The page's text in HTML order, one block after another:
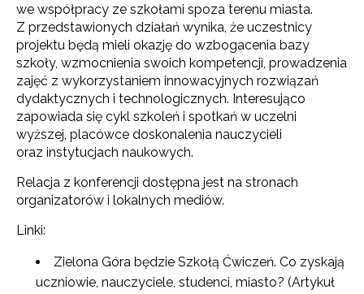
we współpracy ze szkołami spoza terenu miasta.
Z przedstawionych działań wynika, że uczestnicy
projektu będą mieli okazję do wzbogacenia bazy
szkoły, wzmocnienia swoich kompetencji, prowadzenia
zajęć z wykorzystaniem innowacyjnych rozwiązań
dydaktycznych i technologicznych. Interesująco
zapowiada się cykl szkoleń i spotkań w uczelni
wyższej, placówce doskonalenia nauczycieli
oraz instytucjach naukowych.
Relacja z konferencji dostępna jest na stronach
organizatorów i lokalnych mediów.
Linki:
Zielona Góra będzie Szkołą Ćwiczeń. Co zyskają
uczniowie, nauczyciele, studenci, miasto? (Artykuł